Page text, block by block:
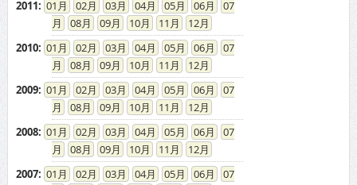
2010: 01 02 03 04 05 06
07
08
09 10 11
12
2009: 01 02 03 04 05 06
07
08
09 10 11
12
2008: 01 02 03 04 05 06
07
08
09 10 11
12
2007: 01 02 03 04 05 06
07
08
09 10 11
12
2006: 01 02 03 04 05 06
07